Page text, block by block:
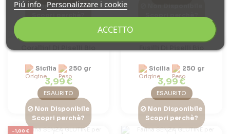
Non Disponibile
Sicilia 250 gr
3,99 €
ESAURITO
Sicilia 250 gr
3,99 €
ESAURITO
-1,00 €
Non Disponibile
Scopri perchè?
Non Disponibile
Scopri perchè?
Piú info
Personalizzare i cookie
ACCETTO